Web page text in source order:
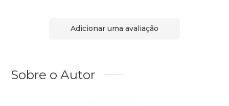
Adicionar uma avaliação
Sobre o Autor